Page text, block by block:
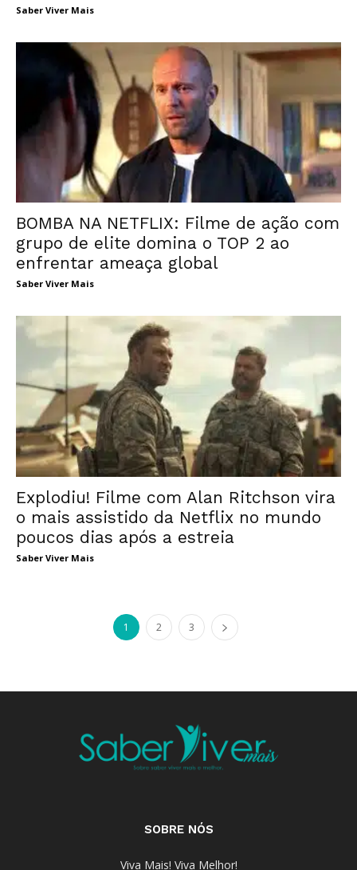
Saber Viver Mais
BOMBA NA NETFLIX: Filme de ação com
grupo de elite domina o TOP 2 ao
enfrentar ameaça global
Saber Viver Mais
Explodiu! Filme com Alan Ritchson vira
o mais assistido da Netflix no mundo
poucos dias após a estreia
Saber Viver Mais
1 2 3
SOBRE NÓS
Viva Mais! Viva Melhor!